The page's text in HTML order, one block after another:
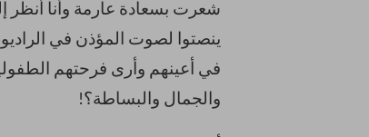
شعرت بسعادة عارمة وأنا أنظر
ينصتوا لصوت المؤذن في
في أعينهم وأرى فرحتهم
والجمال والبساطة؟!